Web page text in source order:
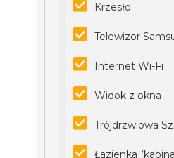
Krzesło
Telewizor
Internet Wi-Fi
Widok z okna
Trójdrzwiowa
Łazienka